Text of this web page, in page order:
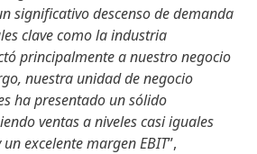
significativo descenso de demanda
clave como la industria
principalmente a nuestro negocio
nuestra unidad de negocio
ha presentado un sólido
ventas a niveles casi iguales
excelente margen EBIT”,